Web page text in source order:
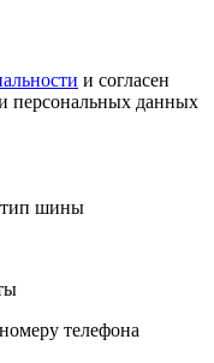
и согласен
персональных данных
тип шины
телефона